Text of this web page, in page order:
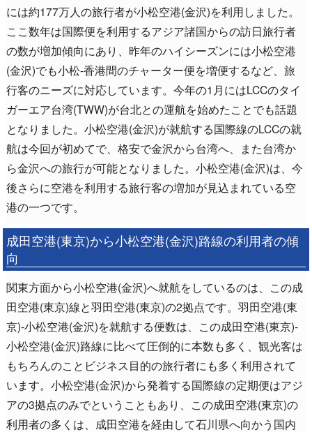
には約177万人の旅行者が小松空港(金沢)を利用しました。
ここ数年は国際便を利用するアジア諸国からの訪日旅行者
の数が増加傾向にあり、昨年のハイシーズンには小松空港
(金沢)でも小松-香港間のチャーター便を増便するなど、旅
行客のニーズに対応しています。今年の1月にはLCCのタイ
ガーエア台湾(TWW)が台北との運航を始めたことでも話題
となりました。小松空港(金沢)が就航する国際線のLCCの就
航は今回が初めてで、格安で金沢から台湾へ、また台湾か
ら金沢への旅行が可能となりました。小松空港(金沢)は、今
後さらに空港を利用する旅行客の増加が見込まれている空
港の一つです。
成田空港(東京)から小松空港(金沢)路線の利用者の傾
向
関東方面から小松空港(金沢)へ就航をしているのは、この成
田空港(東京)線と羽田空港(東京)の2拠点です。羽田空港(東
京)-小松空港(金沢)を就航する便数は、この成田空港(東京)-
小松空港(金沢)路線に比べて圧倒的に本数も多く、観光客は
もちろんのことビジネス目的の旅行者にも多く利用されて
います。小松空港(金沢)から発着する国際線の定期便はアジ
アの3拠点のみでということもあり、この成田空港(東京)の
利用者の多くは、成田空港を経由して石川県へ向かう国内